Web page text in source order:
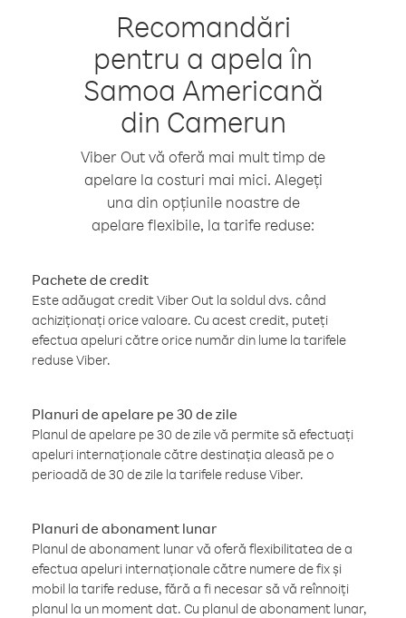
Recomandări
pentru a apela în
Samoa Americană
din Camerun
Viber Out vă oferă mai mult timp de
apelare la costuri mai mici. Alegeți
una din opțiunile noastre de
apelare flexibile, la tarife reduse:
Pachete de credit
Este adăugat credit Viber Out la soldul dvs. când
achiziționați orice valoare. Cu acest credit, puteți
efectua apeluri către orice număr din lume la tarifele
reduse Viber.
Planuri de apelare pe 30 de zile
Planul de apelare pe 30 de zile vă permite să efectuați
apeluri internaționale către destinația aleasă pe o
perioadă de 30 de zile la tarifele reduse Viber.
Planuri de abonament lunar
Planul de abonament lunar vă oferă flexibilitatea de a
efectua apeluri internaționale către numere de fix și
mobil la tarife reduse, fără a fi necesar să vă reînnoiți
planul la un moment dat. Cu planul de abonament lunar,